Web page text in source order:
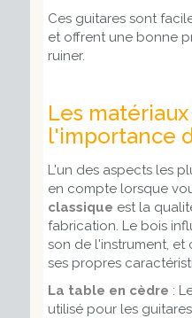
Ces guitares sont
et offrent une bonne
ruiner.
Les
l'importance
L'un des aspects les
en compte lorsque
classique est la
fabrication. Le bois
son de l'instrument,
ses propres
La table en cèdre :
utilisé pour les